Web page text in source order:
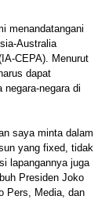
menandatangani
Australia
CEPA). Menurut
dapat
negara-negara di
saya minta dalam
yang fixed, tidak
lapangannya juga
Presiden Joko
Pers, Media, dan